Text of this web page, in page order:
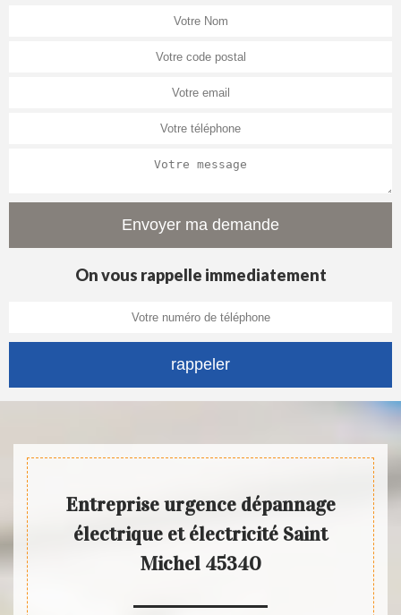
On vous rappelle immediatement
Entreprise urgence dépannage
électrique et électricité Saint
Michel 45340